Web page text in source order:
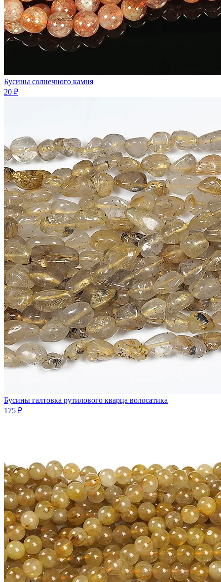
Бусины солнечного камня
20 ₽
Бусины галтовка рутилового кварца волосатика
175 ₽